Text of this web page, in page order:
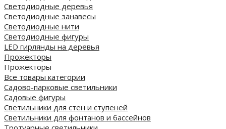
Светодиодные деревья
Светодиодные занавесы
Светодиодные нити
Светодиодные фигуры
LED гирлянды на деревья
Прожекторы
Прожекторы
Все товары категории
Садово-парковые светильники
Садовые фигуры
Светильники для стен и ступеней
Светильники для фонтанов и бассейнов